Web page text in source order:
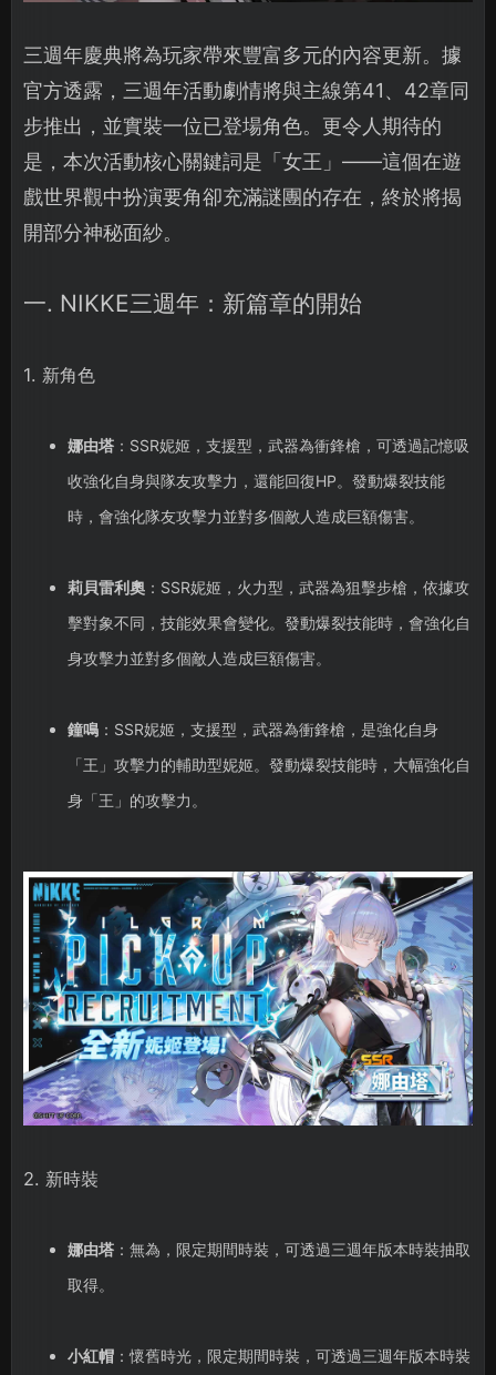
三週年慶典將為玩家帶來豐富多元的內容更新。據
官方透露，三週年活動劇情將與主線第41、42章同
步推出，並實裝一位已登場角色。更令人期待的
是，本次活動核心關鍵詞是「女王」——這個在遊
戲世界觀中扮演要角卻充滿謎團的存在，終於將揭
開部分神秘面紗。
一. NIKKE三週年：新篇章的開始
1. 新角色
娜由塔：SSR妮姬，支援型，武器為衝鋒槍，可透過記憶吸
收強化自身與隊友攻擊力，還能回復HP。發動爆裂技能
時，會強化隊友攻擊力並對多個敵人造成巨額傷害。
莉貝雷利奧：SSR妮姬，火力型，武器為狙擊步槍，依據攻
擊對象不同，技能效果會變化。發動爆裂技能時，會強化自
身攻擊力並對多個敵人造成巨額傷害。
鐘鳴：SSR妮姬，支援型，武器為衝鋒槍，是強化自身
「王」攻擊力的輔助型妮姬。發動爆裂技能時，大幅強化自
身「王」的攻擊力。
2. 新時裝
娜由塔：無為，限定期間時裝，可透過三週年版本時裝抽取
取得。
小紅帽：懷舊時光，限定期間時裝，可透過三週年版本時裝